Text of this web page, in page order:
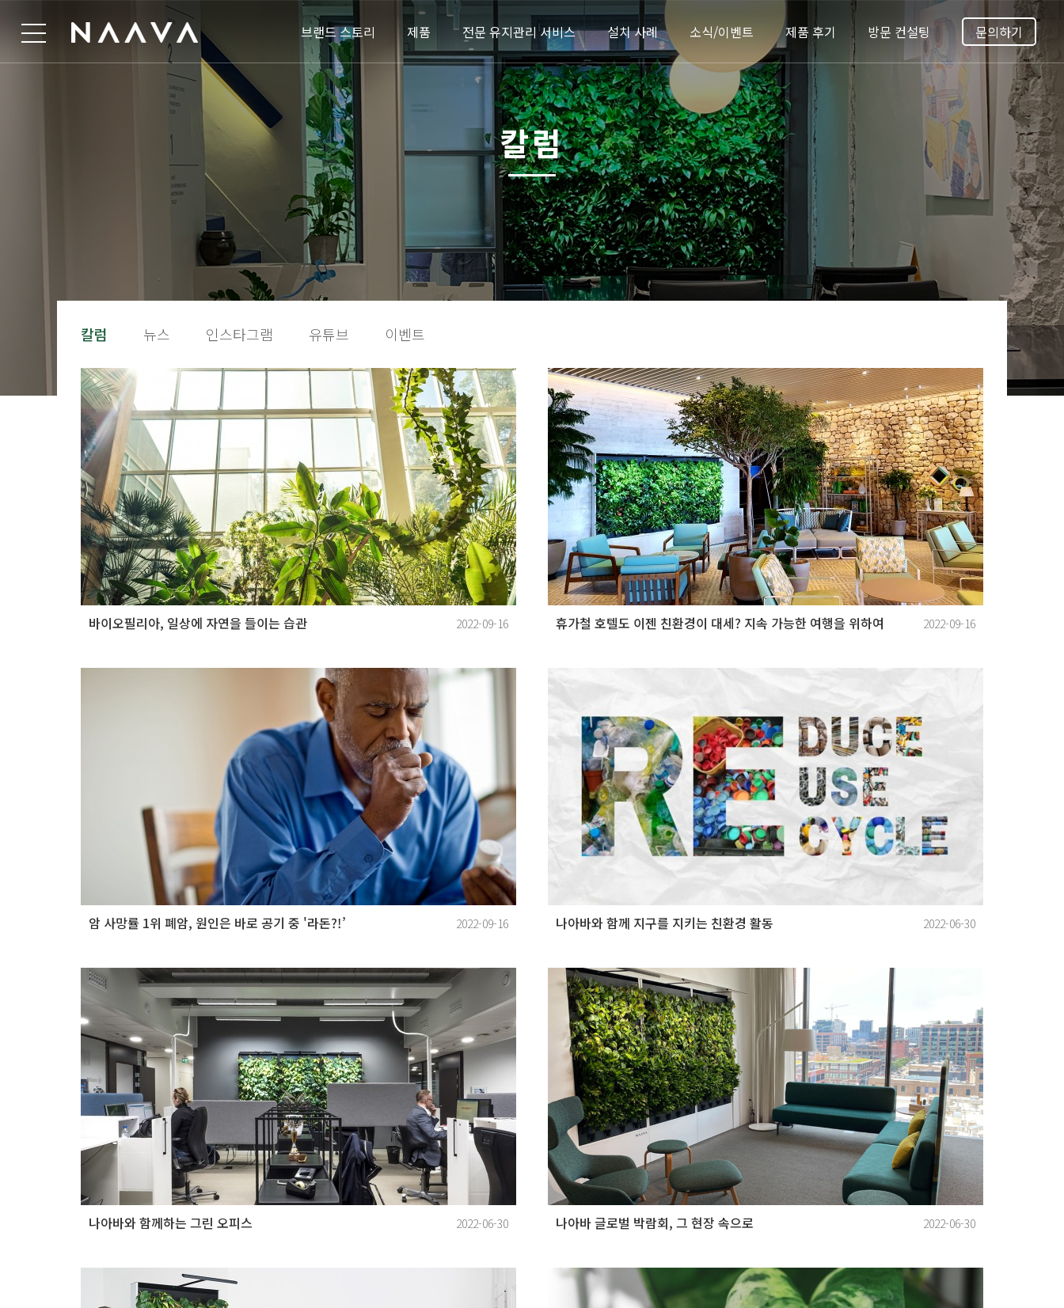
브랜드 스토리 제품 전문 유지관리 서비스 설치 사례 소식/이벤트 제품 후기 방문 컨설팅 문의하기
칼럼
칼럼 뉴스 인스타그램 유튜브 이벤트
바이오필리아, 일상에 자연을 들이는 습관 2022-09-16 휴가철 호텔도 이젠 친환경이 대세? 지속 가능한 여행을 위하여 2022-09-16
암 사망률 1위 폐암, 원인은 바로 공기 중 '라돈?!’ 2022-09-16 나아바와 함께 지구를 지키는 친환경 활동 2022-06-30
나아바와 함께하는 그린 오피스 2022-06-30 나아바 글로벌 박람회, 그 현장 속으로 2022-06-30